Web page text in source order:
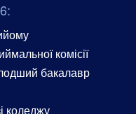
комісії
бакалавр
коледжу